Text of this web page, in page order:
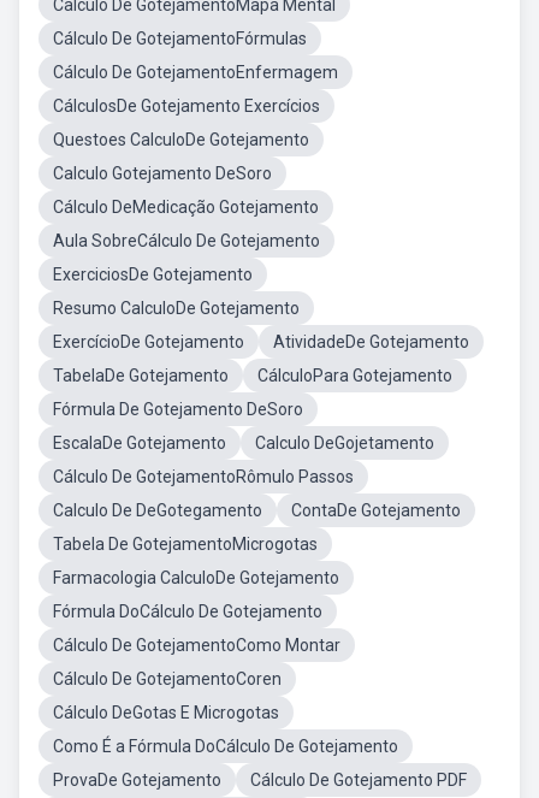
Calculo De GotejamentoMapa Mental
Cálculo De GotejamentoFórmulas
Cálculo De GotejamentoEnfermagem
CálculosDe Gotejamento Exercícios
Questoes CalculoDe Gotejamento
Calculo Gotejamento DeSoro
Cálculo DeMedicação Gotejamento
Aula SobreCálculo De Gotejamento
ExerciciosDe Gotejamento
Resumo CalculoDe Gotejamento
ExercícioDe Gotejamento
AtividadeDe Gotejamento
TabelaDe Gotejamento
CálculoPara Gotejamento
Fórmula De Gotejamento DeSoro
EscalaDe Gotejamento
Calculo DeGojetamento
Cálculo De GotejamentoRômulo Passos
Calculo De DeGotegamento
ContaDe Gotejamento
Tabela De GotejamentoMicrogotas
Farmacologia CalculoDe Gotejamento
Fórmula DoCálculo De Gotejamento
Cálculo De GotejamentoComo Montar
Cálculo De GotejamentoCoren
Cálculo DeGotas E Microgotas
Como É a Fórmula DoCálculo De Gotejamento
ProvaDe Gotejamento
Cálculo De Gotejamento PDF